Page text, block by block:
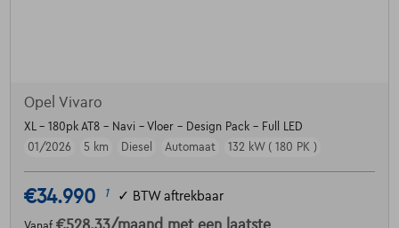
Opel Vivaro
XL - 180pk AT8 - Navi - Vloer - Design Pack - Full LED
01/2026
5 km Diesel Automaat 132 kW ( 180 PK )
€34.990 1 ✓ BTW aftrekbaar